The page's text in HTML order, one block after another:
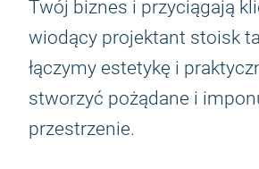
Twój biznes i przyciągają
wiodący projektant stoisk
łączymy estetykę i
stworzyć pożądane i
przestrzenie.